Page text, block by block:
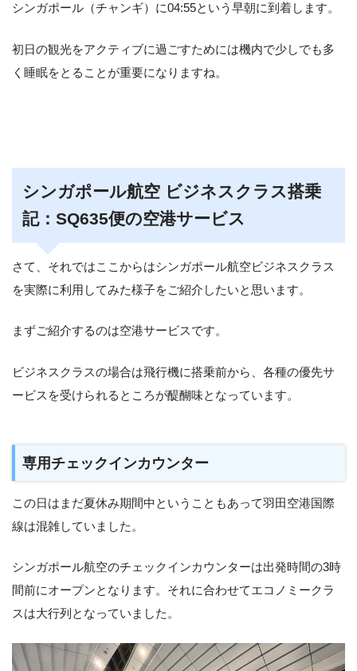
シンガポール（チャンギ）に04:55という早朝に到着します。
初日の観光をアクティブに過ごすためには機内で少しでも多
く睡眠をとることが重要になりますね。
シンガポール航空 ビジネスクラス搭乗
記：SQ635便の空港サービス
さて、それではここからはシンガポール航空ビジネスクラス
を実際に利用してみた様子をご紹介したいと思います。
まずご紹介するのは空港サービスです。
ビジネスクラスの場合は飛行機に搭乗前から、各種の優先サ
ービスを受けられるところが醍醐味となっています。
専用チェックインカウンター
この日はまだ夏休み期間中ということもあって羽田空港国際
線は混雑していました。
シンガポール航空のチェックインカウンターは出発時間の3時
間前にオープンとなります。それに合わせてエコノミークラ
スは大行列となっていました。